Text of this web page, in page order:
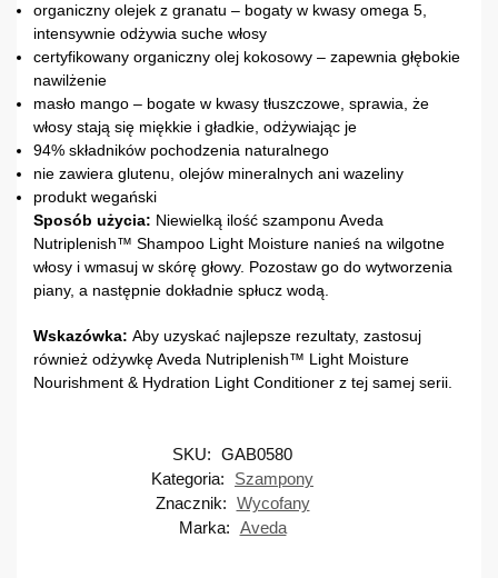
organiczny olejek z granatu – bogaty w kwasy omega 5,
intensywnie odżywia suche włosy
certyfikowany organiczny olej kokosowy – zapewnia głębokie
nawilżenie
masło mango – bogate w kwasy tłuszczowe, sprawia, że ​​
włosy stają się miękkie i gładkie, odżywiając je
94% składników pochodzenia naturalnego
nie zawiera glutenu, olejów mineralnych ani wazeliny
produkt wegański
Sposób użycia: Niewielką ilość szamponu Aveda
Nutriplenish™ Shampoo Light Moisture nanieś na wilgotne
włosy i wmasuj w skórę głowy. Pozostaw go do wytworzenia
piany, a następnie dokładnie spłucz wodą.
Wskazówka: Aby uzyskać najlepsze rezultaty, zastosuj
również odżywkę Aveda Nutriplenish™ Light Moisture
Nourishment & Hydration Light Conditioner z tej samej serii.
SKU: GAB0580
Kategoria:
Szampony
Znacznik: Wycofany
Marka: Aveda